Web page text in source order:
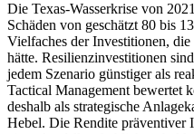
Die Texas-Wasserkrise von
Schäden von geschätzt 80 bis
Vielfaches der Investitionen,
hätte. Resilienzinvestitionen
jedem Szenario günstiger als
Tactical Management bewertet
deshalb als strategische
Hebel. Die Rendite präventiver